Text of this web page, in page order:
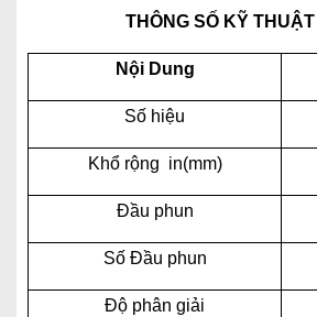
THÔNG SỐ KỸ
Nội Dung
Số hiệu
Khổ rộng in(mm)
Đầu phun
Số Đầu phun
Độ phân giải